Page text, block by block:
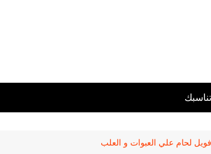
فويل لحام علي العبوات و العلب